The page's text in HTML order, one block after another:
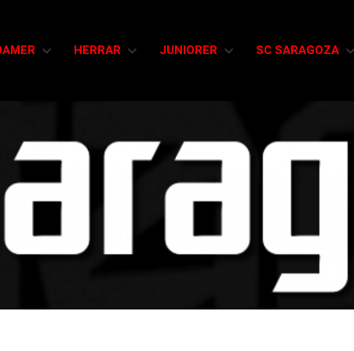
HERRAR JUNIORER SC SARAGOZA